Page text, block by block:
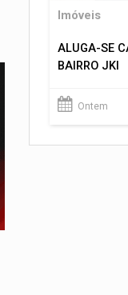
Imóveis
ALUGA-SE
BAIRRO JKI
Ontem